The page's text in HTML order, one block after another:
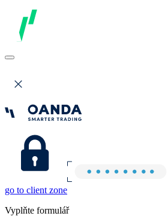
go to client zone
Vyplňte formulář